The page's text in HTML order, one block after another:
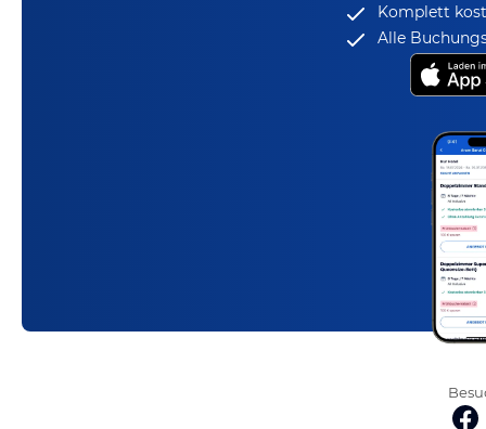
Komplett
Alle